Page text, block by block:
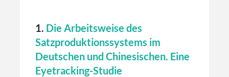
1. Die Arbeitsweise des
Satzproduktionssystems im
Deutschen und Chinesischen. Eine
Eyetracking-Studie